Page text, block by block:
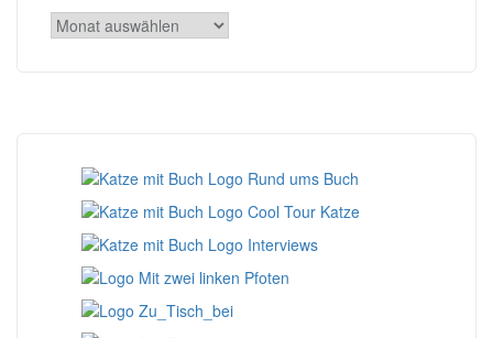
Archiv